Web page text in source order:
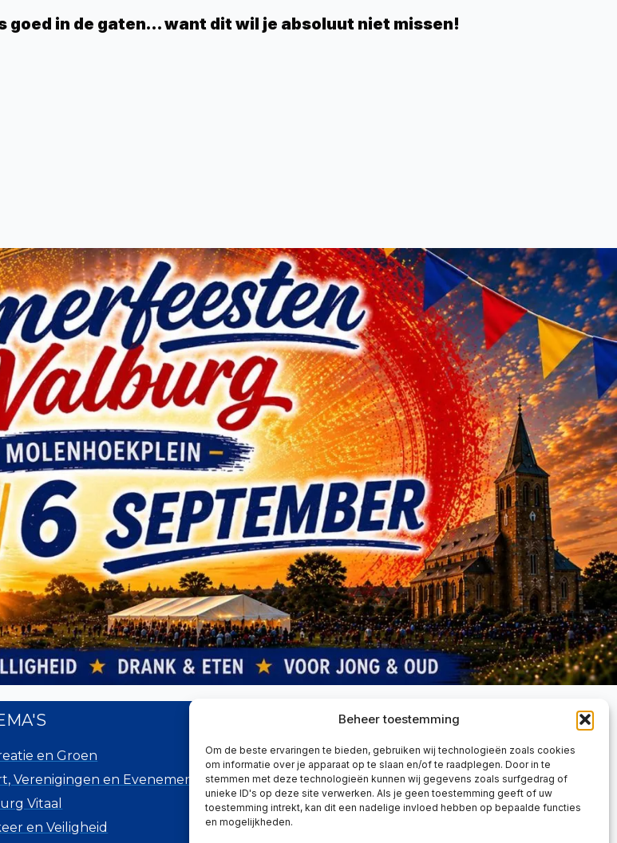
Beheer toestemming
Om de beste ervaringen te bieden, gebruiken wij technologieën zoals cookies
om informatie over je apparaat op te slaan en/of te raadplegen. Door in te
stemmen met deze technologieën kunnen wij gegevens zoals surfgedrag of
unieke ID's op deze site verwerken. Als je geen toestemming geeft of uw
toestemming intrekt, kan dit een nadelige invloed hebben op bepaalde functies
en mogelijkheden.
in de gaten… want dit wil je absoluut niet missen!
en Groen
Verenigingen en Evenementen
Vitaal
en Veiligheid
HELP ONS MEE
Meld je aan als vrijwilliger
Meld je initiatief aan
Meld je agenda-item aan
Privacyverklaring